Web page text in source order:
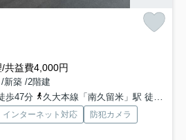
共益費4,000円
新築 /2階建
歩47分
久大本線「南久留米」駅 徒歩52分
インターネット対応
防犯カメラ